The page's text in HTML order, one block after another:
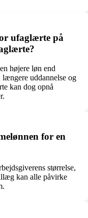
ufaglærte på
højere løn end
uddannelse og
kan dog opnå
for en
størrelse,
kan alle påvirke